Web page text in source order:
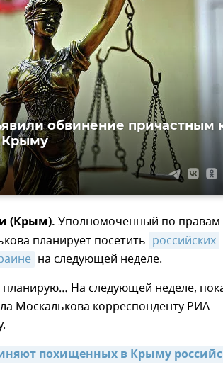
обвинение причастным
Крыму
(Крым). Уполномоченный по правам
планирует посетить российских
на следующей неделе.
планирую… На следующей неделе,
Москалькова корреспонденту РИА
похищенных в Крыму